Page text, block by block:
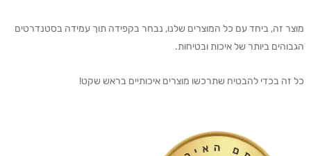
מוצר זה, ביחד עם כל המוצרים שלנו, נבחר בקפידה תוך עמידה בסטנדרטים
הגבוהים ביותר של איכות ובטיחות.
כל זה בכדי להבטיח שתרכשו מוצרים איכותיים בראש שקט!